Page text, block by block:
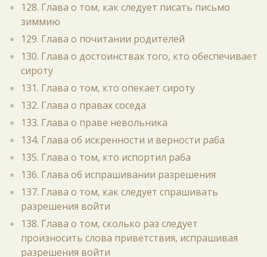
128. Глава о том, как следует писать письмо
зиммию
129. Глава о почитании родителей
130. Глава о достоинствах того, кто обеспечивает
сироту
131. Глава о том, кто опекает сироту
132. Глава о правах соседа
133. Глава о праве невольника
134. Глава об искренности и верности раба
135. Глава о том, кто испортил раба
136. Глава об испрашивании разрешения
137. Глава о том, как следует спрашивать
разрешения войти
138. Глава о том, сколько раз следует
произносить слова приветствия, испрашивая
разрешения войти